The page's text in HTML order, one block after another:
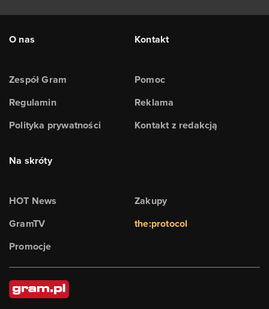
O nas
Zespół Gram
Regulamin
Polityka prywatności
Kontakt
Pomoc
Reklama
Kontakt z redakcją
Na skróty
HOT News
GramTV
Promocje
Zakupy
the:protocol